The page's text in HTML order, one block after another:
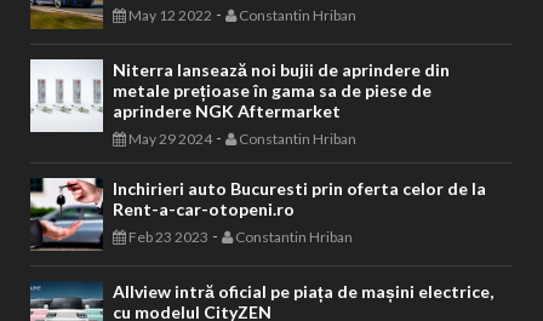
May 12 2022 - Constantin Hriban
Niterra lansează noi bujii de aprindere din
metale prețioase în gama sa de piese de
aprindere NGK Aftermarket
May 29 2024- Constantin Hriban
Inchirieri auto Bucuresti prin oferta celor de la
Rent-a-car-otopeni.ro
Feb 23 2023 - Constantin Hriban
Allview intră oficial pe piața de mașini electrice,
cu modelul CityZEN